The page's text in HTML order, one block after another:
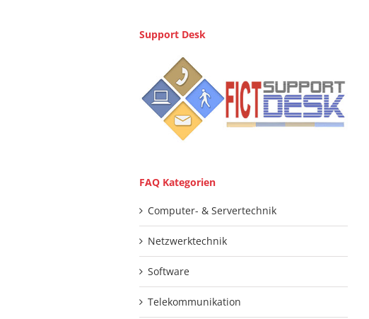
Support Desk
FAQ Kategorien
Computer- & Servertechnik
Netzwerktechnik
Software
Telekommunikation